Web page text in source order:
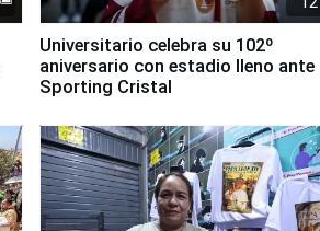
Universitario celebra su 102º
aniversario con estadio lleno ante
Sporting Cristal